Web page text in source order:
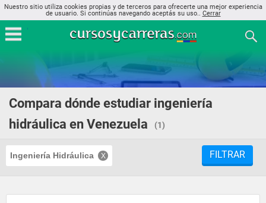
Nuestro sitio utiliza cookies propias y de terceros para ofrecerte una mejor experiencia
de usuario. Si continúas navegando aceptás su uso.. Cerrar
Compara dónde estudiar ingeniería
hidráulica en Venezuela
(1)
Ingeniería Hidráulica FILTRAR